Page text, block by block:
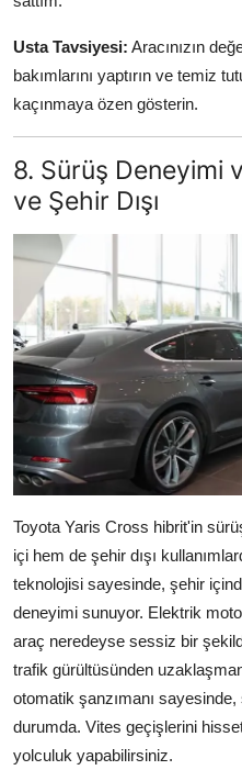
Usta Tavsiyesi: Aracınızın
bakımlarını yaptırın ve temiz
kaçınmaya özen gösterin.
8. Sürüş Deneyimi
ve Şehir Dışı
Toyota Yaris Cross hibrit'in
içi hem de şehir dışı
teknolojisi sayesinde, şehir
deneyimi sunuyor. Elektrik
araç neredeyse sessiz bir
trafik gürültüsünden
otomatik şanzımanı sayesinde,
durumda. Vites geçişlerini
yolculuk yapabilirsiniz.